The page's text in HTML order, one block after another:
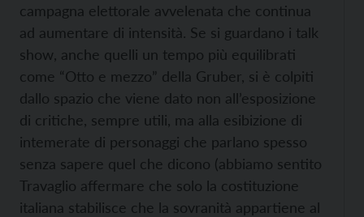
campagna elettorale avvelenata che continua
ad aumentare di intensità. Se si guardano i talk
show, anche quelli un tempo più equilibrati
come “Otto e mezzo” della Gruber, si è colpiti
dallo spazio che viene dato non all’esposizione
di critiche, sempre utili, ma alla esibizione di
intemerate di personaggi che parlano spesso
senza sapere quel che dicono (abbiamo sentito
Travaglio affermare che solo la costituzione
italiana stabilisce che la sovranità appartiene al